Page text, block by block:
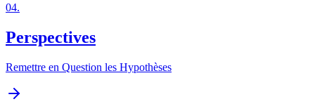
04.
Perspectives
Remettre en Question les Hypothèses